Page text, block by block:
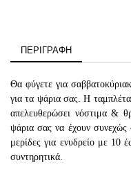
ΠΕΡΙΓΡΑΦΉ
Θα φύγετε για
για τα ψάρια σας. Η ταμπλέτα
απελευθερώσει νόστιμα &
ψάρια σας να έχουν συνεχώς
μερίδες για ενυδρείο με 10
συντηρητικά.